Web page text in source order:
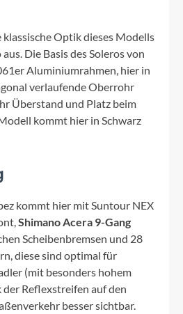
Optik dieses Modells
Die Basis des Soleros von
Aluminiumrahmen, hier in
verlaufende Oberrohr
Überstand und Platz beim
kommt hier in Schwarz
kommt hier mit Suntour NEX
Shimano Acera 9-Gang
Scheibenbremsen und 28
diese sind optimal für
(mit besonders hohem
der Reflexstreifen auf den
besser sichtbar.